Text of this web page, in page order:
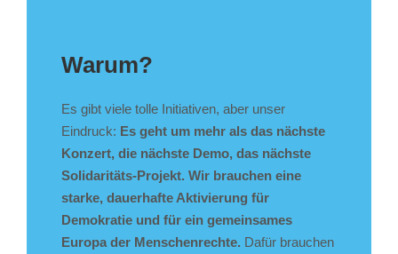
Warum?
Es gibt viele tolle Initiativen, aber unser
Eindruck: Es geht um mehr als das nächste
Konzert, die nächste Demo, das nächste
Solidaritäts-Projekt. Wir brauchen eine
starke, dauerhafte Aktivierung für
Demokratie und für ein gemeinsames
Europa der Menschenrechte. Dafür brauchen